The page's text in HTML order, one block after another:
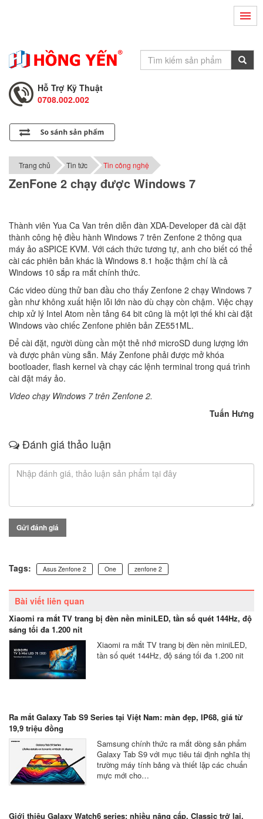
Tư Vấn Bán Hàng
Hỗ Trợ Kỹ Thuật
0708.002.002
0708.001.001
Trang chủ Tin tức Tin công nghệ
ZenFone 2 chạy được Windows 7
Thành viên Yua Ca Van trên diễn đàn XDA-Developer đã cài đặt
thành công hệ điều hành Windows 7 trên Zenfone 2 thông qua
máy ảo aSPICE KVM. Với cách thức tương tự, anh cho biết có thể
cài các phiên bản khác là Windows 8.1 hoặc thậm chí là cả
Windows 10 sắp ra mắt chính thức.
Các video dùng thử ban đầu cho thấy Zenfone 2 chạy Windows 7
gần như không xuất hiện lỗi lớn nào dù chạy còn chậm. Việc chạy
chip xử lý Intel Atom nền tảng 64 bit cũng là một lợi thế khi cài đặt
Windows vào chiếc Zenfone phiên bản ZE551ML.
Để cài đặt, người dùng cần một thẻ nhớ microSD dung lượng lớn
và được phân vùng sẵn. Máy Zenfone phải được mở khóa
bootloader, flash kernel và chạy các lệnh terminal trong quá trình
cài đặt máy ảo.
Video chạy Windows 7 trên Zenfone 2.
Tuấn Hưng
Đánh giá thảo luận
Gửi đánh giá
Tags: Asus Zenfone 2 One zenfone 2
Bài viết liên quan
Xiaomi ra mắt TV trang bị đèn nền miniLED, tần số quét 144Hz, độ
sáng tối đa 1.200 nit
Xiaomi ra mắt TV trang bị đèn nền miniLED,
tần số quét 144Hz, độ sáng tối đa 1.200 nit
Ra mắt Galaxy Tab S9 Series tại Việt Nam: màn đẹp, IP68, giá từ
19,9 triệu đồng
Samsung chính thức ra mắt dòng sản phẩm
Galaxy Tab S9 với mục tiêu tái định nghĩa thị
trường máy tính bảng và thiết lập các chuẩn
mực mới cho…
Giới thiệu Galaxy Watch6 series: nhiều nâng cấp, Classic trở lại,